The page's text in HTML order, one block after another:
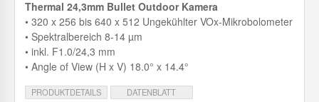
Thermal 24,3mm Bullet Outdoor Kamera
• 320 x 256 bis 640 x 512 Ungekühlter VOx-Mikrobolometer
• Spektralbereich 8-14 µm
• inkl. F1.0/24,3 mm
• Angle of View (H x V) 18.0° x 14.4°
PRODUKTDETAILS
DATENBLATT